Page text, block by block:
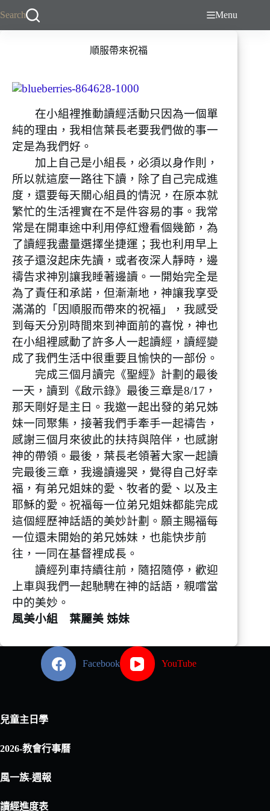
Search Menu
順服帶來祝福
在小組裡推動讀經活動只因為一個單
純的理由，我相信葉長老要我們做的事一
定是為我們好。
加上自己是小組長，必須以身作則，
所以就這麼一路往下讀，除了自己完成進
度，還要每天關心組員的情況，在原本就
繁忙的生活裡實在不是件容易的事。我常
常是在開車途中利用停紅燈看個幾節，為
了讀經我盡量選擇坐捷運；我也利用早上
孩子還沒起床先讀，或者夜深人靜時，邊
禱告求神別讓我睡著邊讀。一開始完全是
為了責任和承諾，但漸漸地，神讓我享受
滿滿的「因順服而帶來的祝福」，我感受
到每天分別時間來到神面前的喜悅，神也
在小組裡感動了許多人一起讀經，讀經變
成了我們生活中很重要且愉快的一部份。
完成三個月讀完《聖經》計劃的最後
一天，讀到《啟示錄》最後三章是8/17，
那天剛好是主日。我邀一起出發的弟兄姊
妹一同聚集，接著我們手牽手一起禱告，
感謝三個月來彼此的扶持與陪伴，也感謝
神的帶領。最後，葉長老領著大家一起讀
完最後三章，我邊讀邊哭，覺得自己好幸
福，有弟兄姐妹的愛、牧者的愛、以及主
耶穌的愛。祝福每一位弟兄姐妹都能完成
這個經歷神話語的美妙計劃。願主賜福每
一位還未開始的弟兄姊妹，也能快步前
往，一同在基督裡成長。
讀經列車持續往前，隨招隨停，歡迎
上車與我們一起馳騁在神的話語，親嚐當
中的美妙。
風美小組 葉麗美 姊妹
Facebook YouTube
兒童主日學
2026-教會行事曆
風一族-週報
讀經進度表